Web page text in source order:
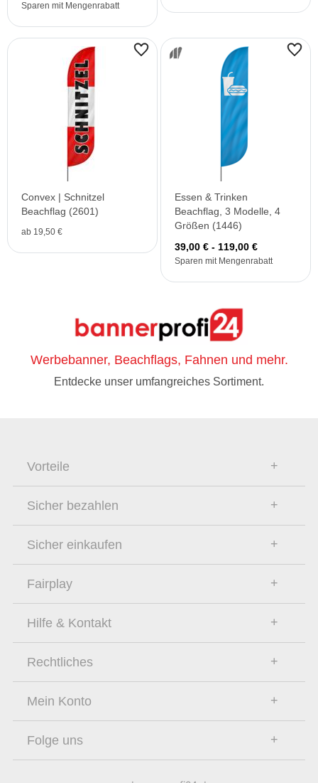
Sparen mit Mengenrabatt
Convex | Schnitzel
Beachflag (2601)
ab 19,50 €
Essen & Trinken
Beachflag, 3 Modelle, 4
Größen (1446)
39,00 € - 119,00 €
Sparen mit Mengenrabatt
Werbebanner, Beachflags, Fahnen und mehr.
Entdecke unser umfangreiches Sortiment.
Vorteile
Sicher bezahlen
Sicher einkaufen
Fairplay
Hilfe & Kontakt
Rechtliches
Mein Konto
Folge uns